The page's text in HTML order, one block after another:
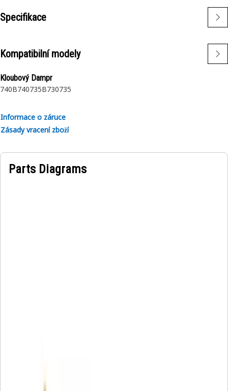
Specifikace
Kompatibilní modely
Kloubový Dampr
740B740735B730735
Informace o záruce
Zásady vracení zboží
Parts Diagrams